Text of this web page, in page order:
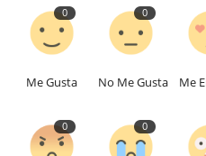
0
Me Gusta
0
No Me Gusta Me
0 0